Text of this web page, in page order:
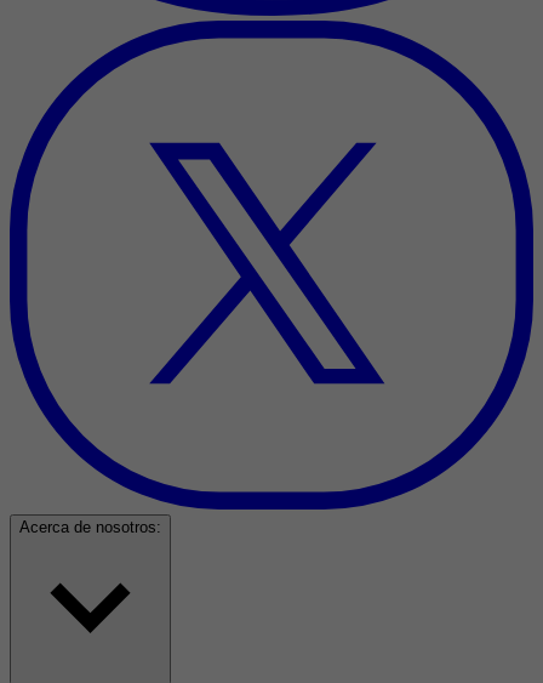
Acerca de nosotros: